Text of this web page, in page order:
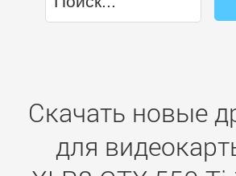
Скачать новые
для